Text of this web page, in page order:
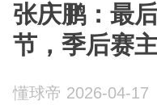
张庆鹏：最
节，季后赛
懂球帝 2026-04-17